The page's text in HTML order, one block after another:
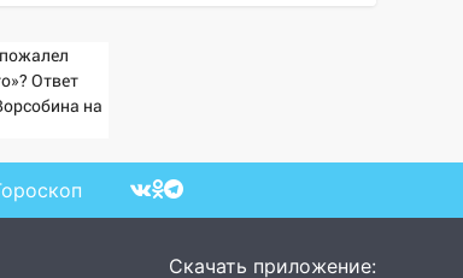
Ответ
на
Скачать приложение: